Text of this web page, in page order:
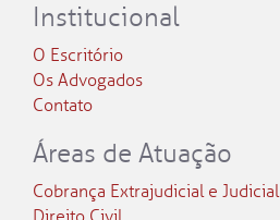
Institucional
O Escritório
Os Advogados
Contato
Áreas de Atuação
Cobrança Extrajudicial e Judicial